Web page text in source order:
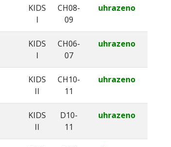
KIDS
I
CH08-
09
uhrazeno
KIDS
I
CH06-
07
uhrazeno
KIDS
II
CH10-
11
uhrazeno
KIDS
II
D10-
11
uhrazeno